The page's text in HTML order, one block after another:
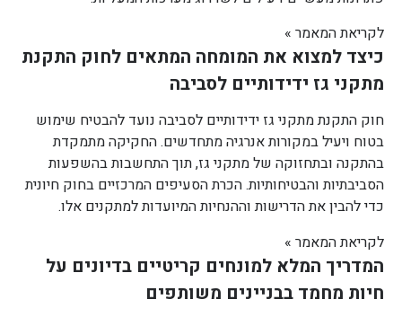
לקריאת המאמר »
כיצד למצוא את המומחה המתאים לחוק התקנת
מתקני גז ידידותיים לסביבה
חוק התקנת מתקני גז ידידותיים לסביבה נועד להבטיח שימוש
בטוח ויעיל במקורות אנרגיה מתחדשים. החקיקה מתמקדת
בהתקנה ובתחזוקה של מתקני גז, תוך התחשבות בהשפעות
הסביבתיות והבטיחותיות. הכרת הסעיפים המרכזיים בחוק חיונית
כדי להבין את הדרישות וההנחיות המיועדות למתקנים אלו.
לקריאת המאמר »
המדריך המלא למונחים קריטיים בדיונים על
חיות מחמד בבניינים משותפים